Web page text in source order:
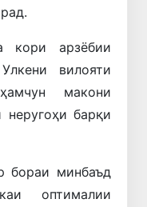
кори арзёбии
вилояти
макони
барқи
бораи минбаъд
оптималии